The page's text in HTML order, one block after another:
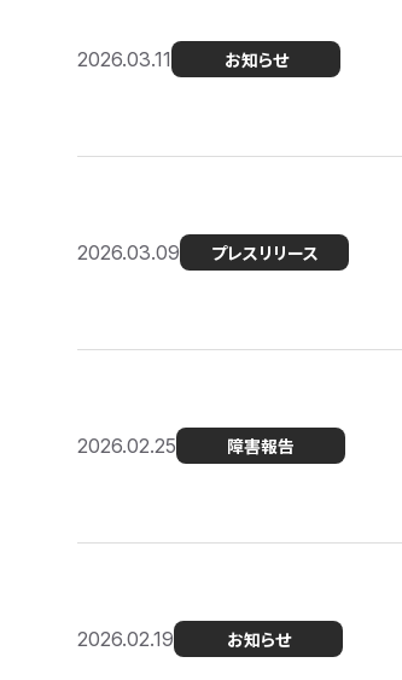
2026.03.11 お知らせ
2026.03.09 プレスリリース
2026.02.25 障害報告
2026.02.19 お知らせ